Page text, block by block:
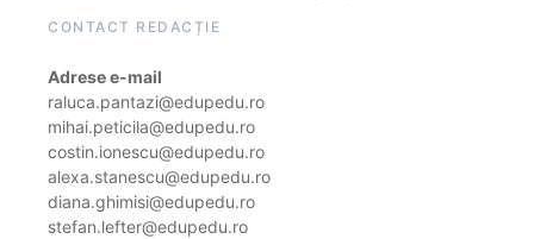
CONTACT REDACȚIE
Adrese e-mail
raluca.pantazi@edupedu.ro
mihai.peticila@edupedu.ro
costin.ionescu@edupedu.ro
alexa.stanescu@edupedu.ro
diana.ghimisi@edupedu.ro
stefan.lefter@edupedu.ro